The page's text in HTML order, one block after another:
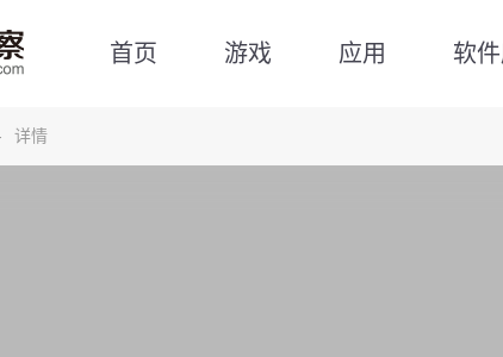
首页 游戏 应用 软
详情